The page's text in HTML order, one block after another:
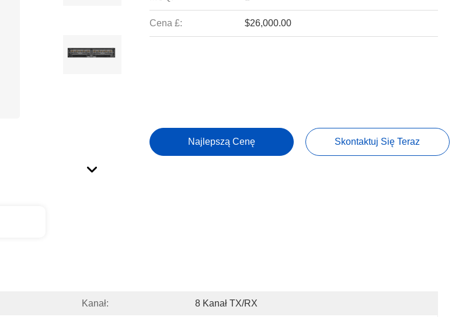
Cena £: $26,000.00
Najlepszą Cenę Skontaktuj Się Teraz
Kanał: 8 Kanał TX/RX